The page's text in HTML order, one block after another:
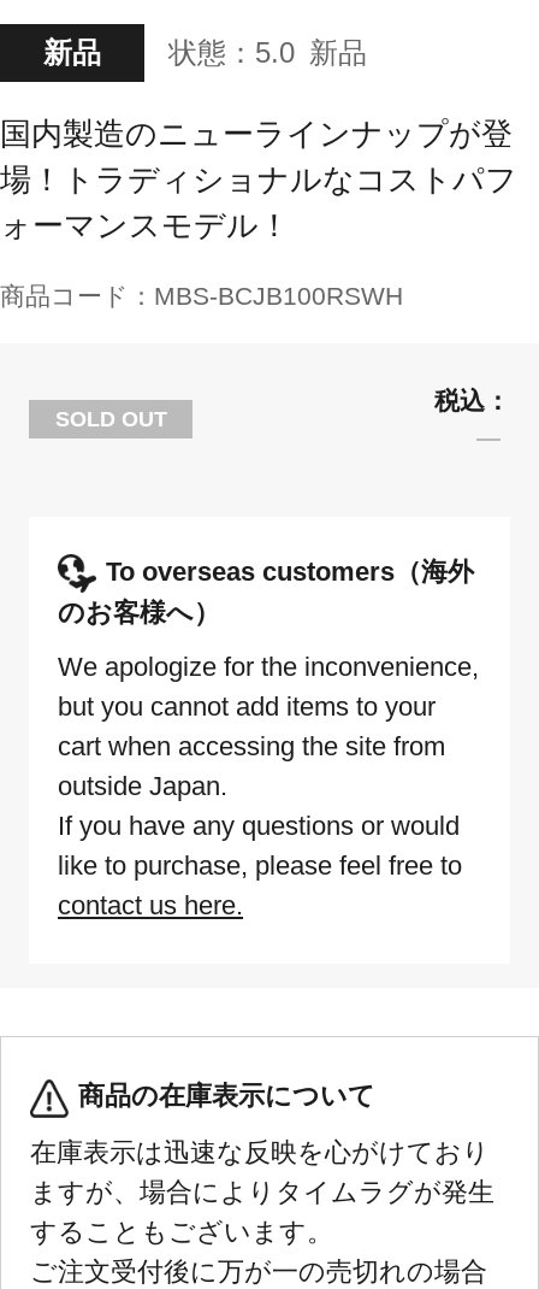
新品 状態： 5.0 新品
国内製造のニューラインナップが登
場！トラディショナルなコストパフ
ォーマンスモデル！
商品コード： MBS-BCJB100RSWH
SOLD OUT
To overseas customers（海外
のお客様へ）
We apologize for the inconvenience,
but you cannot add items to your
cart when accessing the site from
outside Japan.
If you have any questions or would
like to purchase, please feel free to
contact us here.
商品の在庫表示について
在庫表示は迅速な反映を心がけており
ますが、場合によりタイムラグが発生
することもございます。
ご注文受付後に万が一の売切れの場合